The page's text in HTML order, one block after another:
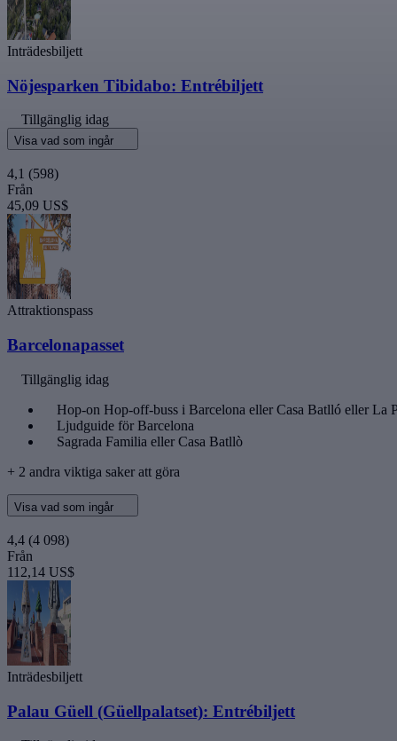
Inträdesbiljett
Nöjesparken Tibidabo: Entrébiljett
Tillgänglig idag
Visa vad som ingår
4,1 (598)
Från
45,09 US$
Attraktionspass
Barcelonapasset
Tillgänglig idag
Hop-on Hop-off-buss i Barcelona eller Casa Batlló eller La
Ljudguide för Barcelona
Sagrada Familia eller Casa Batllò
+ 2 andra viktiga saker att göra
Visa vad som ingår
4,4 (4 098)
Från
112,14 US$
Inträdesbiljett
Palau Güell (Güellpalatset): Entrébiljett